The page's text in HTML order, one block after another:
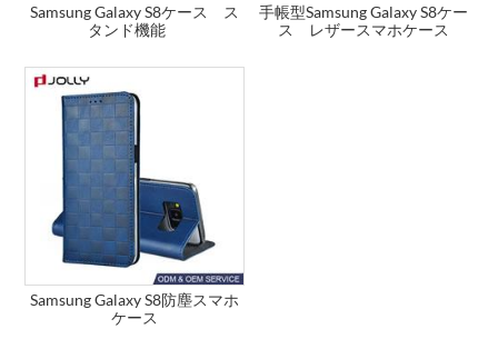
Samsung Galaxy S8ケース ス
タンド機能
手帳型Samsung Galaxy S8ケー
ス レザースマホケース
Samsung Galaxy S8防塵スマホ
ケース